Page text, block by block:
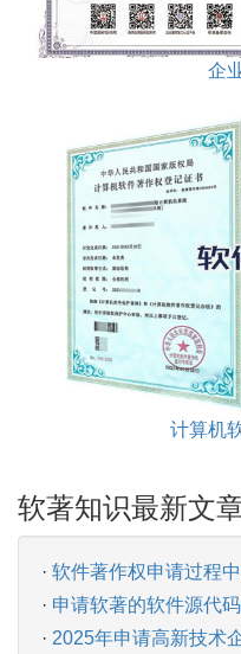
企
计算机
软著知识最新文
· 软件著作权申请过程
· 申请软著的软件源代
· 2025年申请高新技术